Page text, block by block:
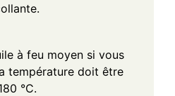
à feu moyen si vous
température doit être
°C.